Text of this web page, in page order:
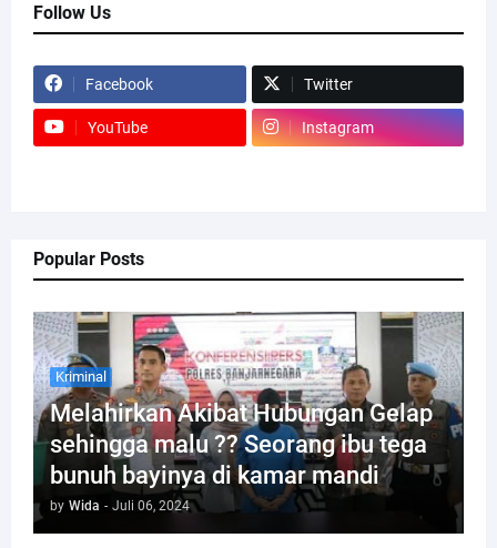
Follow Us
Facebook Twitter
YouTube Instagram
Popular Posts
Kriminal
Melahirkan Akibat Hubungan Gelap
sehingga malu ?? Seorang ibu tega
bunuh bayinya di kamar mandi
by Wida - Juli 06, 2024